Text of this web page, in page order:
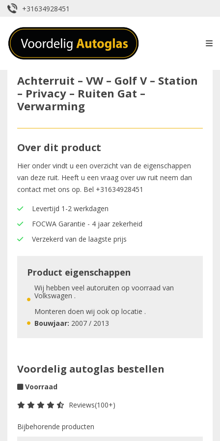
+31634928451
Achterruit – VW – Golf V – Station
– Privacy – Ruiten Gat –
Verwarming
Over dit product
Hier onder vindt u een overzicht van de eigenschappen
van deze ruit. Heeft u een vraag over uw ruit neem dan
contact met ons op. Bel +31634928451
Levertijd 1-2 werkdagen
FOCWA Garantie - 4 jaar zekerheid
Verzekerd van de laagste prijs
Product eigenschappen
Wij hebben veel autoruiten op voorraad van
Volkswagen .
Monteren doen wij ook op locatie .
Bouwjaar: 2007 / 2013
Voordelig autoglas bestellen
Voorraad
Reviews(100+)
Bijbehorende producten